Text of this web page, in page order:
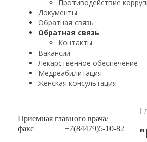
Противодействие
Документы
Обратная связь
Обратная связь
Контакты
Вакансии
Лекарственное обеспечение
Медреабилитация
Женская консультация
Приемная главного врача/
факс
+7(84479)5-10-82